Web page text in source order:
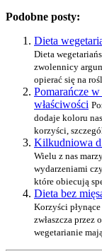
Podobne posty:
Dieta
Dieta
zwolennicy
opierać się na
Pomarańcze
właściwości
dodaje koloru
korzyści,
Kilkudniowa
Wielu z nas
wydarzeniami
które obiecują
Dieta bez
Korzyści
zwłaszcza przez
wegetarianie